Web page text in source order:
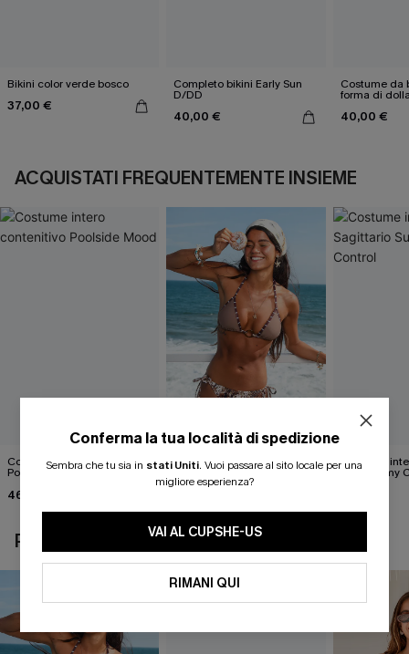
Bikini color verde bosco
37,00 €
Completo bikini Early Sun
D/DD
40,00 €
Costume da
forma di
40,00 €
ACQUISTATI FREQUENTEMENTE INSIEME
Costume intero contenitivo
Poolside Mood
46,00 €
Completo bikini con stampa
animalier molto
accattivante
Costume
Sun Tummy
POTREBBE INTERESSARTI ANCHE
Conferma la tua località di spedizione
Sembra che tu sia in stati Uniti. Vuoi passare al sito locale per una
migliore esperienza?
VAI AL CUPSHE-US
RIMANI QUI